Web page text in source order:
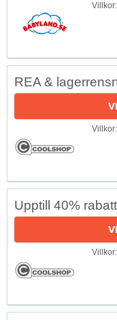
REA &
Upptill 40%